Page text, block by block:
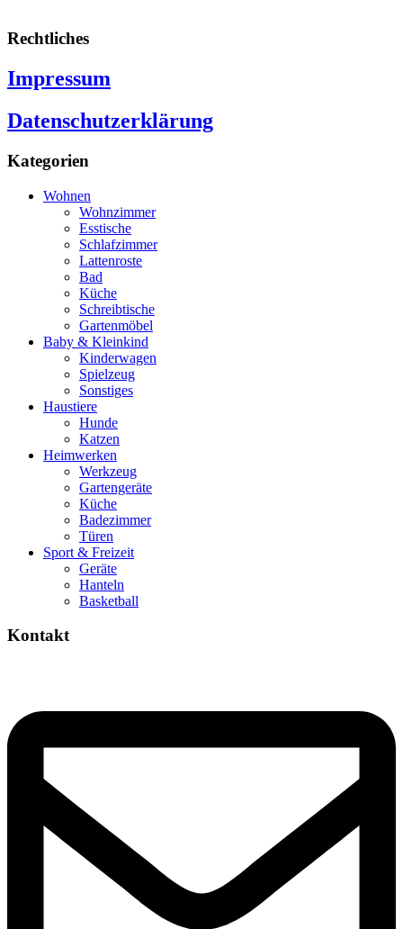
Rechtliches
Impressum
Datenschutzerklärung
Kategorien
Wohnen
Wohnzimmer
Esstische
Schlafzimmer
Lattenroste
Bad
Küche
Schreibtische
Gartenmöbel
Baby & Kleinkind
Kinderwagen
Spielzeug
Sonstiges
Haustiere
Hunde
Katzen
Heimwerken
Werkzeug
Gartengeräte
Küche
Badezimmer
Türen
Sport & Freizeit
Geräte
Hanteln
Basketball
Kontakt